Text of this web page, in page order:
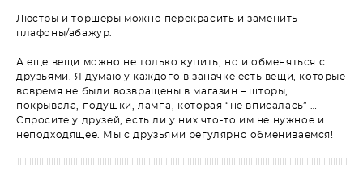
Люстры и торшеры можно перекрасить и заменить
плафоны/абажур.
А еще вещи можно не только купить, но и обменяться с
друзьями. Я думаю у каждого в заначке есть вещи, которые
вовремя не были возвращены в магазин – шторы,
покрывала, подушки, лампа, которая “не вписалась” …
Спросите у друзей, есть ли у них что-то им не нужное и
неподходящее. Мы с друзьями регулярно обмениваемся!